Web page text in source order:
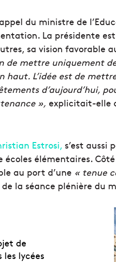
du ministre de
La présidente
sa vision favorable
de mettre uniquement
haut. L’idée est de
d’aujourd’hui,
», explicitait-elle
Estrosi, s’est
élémentaires.
au port d’une « tenue
la séance plénière du
de
lycées